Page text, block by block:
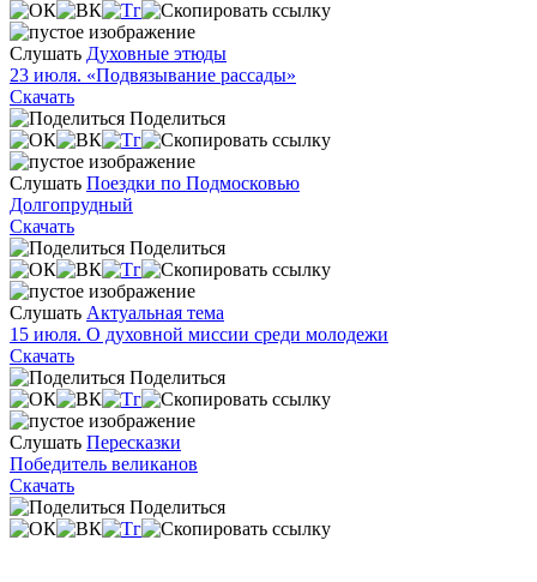
Слушать Духовные этюды
23 июля. «Подвязывание рассады»
Скачать
Поделиться
Слушать Поездки по Подмосковью
Долгопрудный
Скачать
Поделиться
Слушать Актуальная тема
15 июля. О духовной миссии среди молодежи
Скачать
Поделиться
Слушать Пересказки
Победитель великанов
Скачать
Поделиться